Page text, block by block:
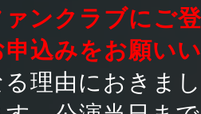
ァンクラブにご
申込みをお願い
理由におきま